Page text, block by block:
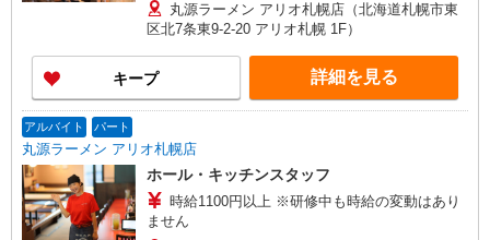
丸源ラーメン アリオ札幌店（北海道札幌市東
区北7条東9-2-20 アリオ札幌 1F）
キープ 詳細を見る
アルバイト パート
丸源ラーメン アリオ札幌店
ホール・キッチンスタッフ
時給1100円以上 ※研修中も時給の変動はあり
ません